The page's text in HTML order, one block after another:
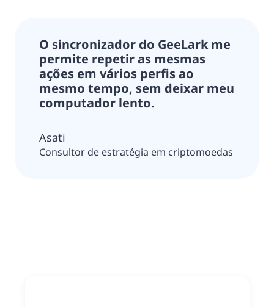
O sincronizador do GeeLark me
permite repetir as mesmas
ações em vários perfis ao
mesmo tempo, sem deixar meu
computador lento.
Asati
Consultor de estratégia em criptomoedas